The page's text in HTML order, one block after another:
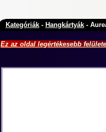
Kategóriák - Hangkártyák -
Ez az oldal legértékesebb